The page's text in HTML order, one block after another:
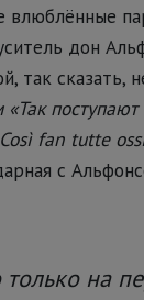
дон
так сказать,
fan tutte
с
на